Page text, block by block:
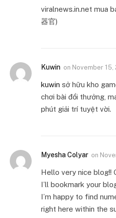
viralnews.in.net mua
器官)
Kuwin on November
kuwin sở hữu kho
chơi bài đổi thưởng,
phút giải trí tuyệt vời.
Myesha Colyar on
Hello very nice blog!!
I’ll bookmark your
I’m happy to find
right here within the